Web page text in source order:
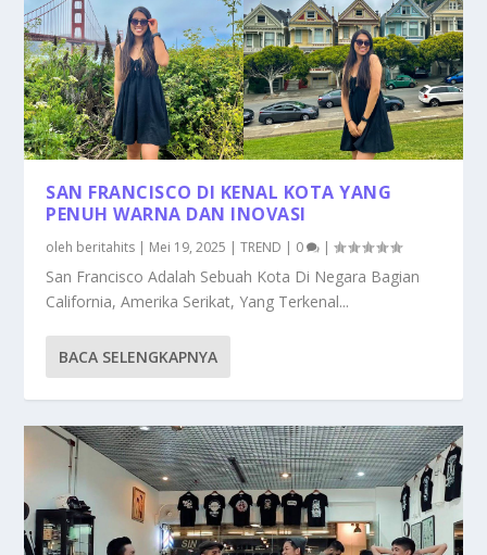
SAN FRANCISCO DI KENAL KOTA YANG
PENUH WARNA DAN INOVASI
oleh beritahits | Mei 19, 2025 |TREND | 0 |
San Francisco Adalah Sebuah Kota Di Negara Bagian
California, Amerika Serikat, Yang Terkenal...
BACA SELENGKAPNYA